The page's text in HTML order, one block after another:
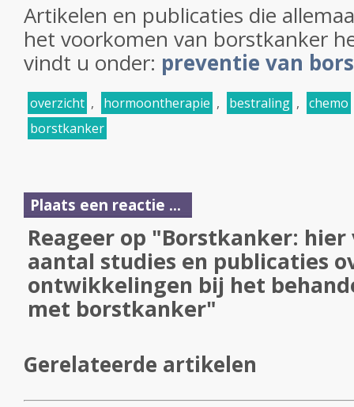
Artikelen en publicaties die
het voorkomen van borstkanker
vindt u onder: preventie van
overzicht , hormoontherapie , bestraling , chemo
borstkanker
Plaats een reactie ...
Reageer op "Borstkanker:
aantal studies en publicaties
ontwikkelingen bij het
met borstkanker"
Gerelateerde artikelen